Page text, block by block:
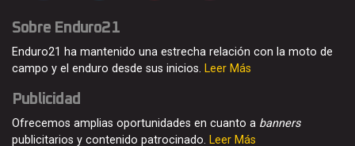
Sobre Enduro21
Enduro21 ha mantenido una estrecha relación con la moto de
campo y el enduro desde sus inicios. Leer Más
Publicidad
Ofrecemos amplias oportunidades en cuanto a banners
publicitarios y contenido patrocinado. Leer Más